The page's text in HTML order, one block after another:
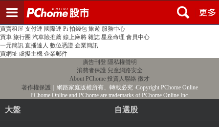
PChome首頁 線上購物 24h購物 書店
買賣租屋 支付連 國際連 Pi 拍錢包 旅遊 服務中心
買車 旅行團 汽車險推薦 線上麻將 雜誌 星座命理 會員中心
一元簡訊 直播達人 數位憑證 企業簡訊
買網址 虛擬主機 企業郵件
廣告刊登 隱私權聲明
消費者保護 兒童網路安全
About PChome 投資人聯絡 徵才
著作權保護 ｜網路家庭版權所有、轉載必究‧Copyright PChome Online
PChome Online and PChome are trademarks of PChome Online Inc.
大盤 自選股